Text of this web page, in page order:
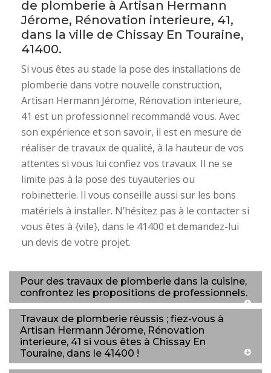
de plomberie à Artisan Hermann
Jérome, Rénovation interieure, 41,
dans la ville de Chissay En Touraine,
41400.
Si vous êtes au stade la pose des installations de
plomberie dans votre nouvelle construction,
Artisan Hermann Jérome, Rénovation interieure,
41 est un professionnel recommandé vous. Avec
son expérience et son savoir, il est en mesure de
réaliser de travaux de qualité, à la hauteur de vos
attentes si vous lui confiez vos travaux. Il ne se
limite pas à la pose des tuyauteries ou
robinetterie. Il vous conseille aussi sur les bons
matériels à installer. N’hésitez pas à le contacter si
vous êtes à {vile}, dans le 41400 et demandez-lui
un devis de votre projet.
Pour des travaux de plomberie dans la cuisine,
confrontez les propositions de professionnels.
Travaux de plomberie réussis ; fiez-vous à
Artisan Hermann Jérome, Rénovation
interieure, 41 si vous êtes à Chissay En
Touraine, dans le 41400 !